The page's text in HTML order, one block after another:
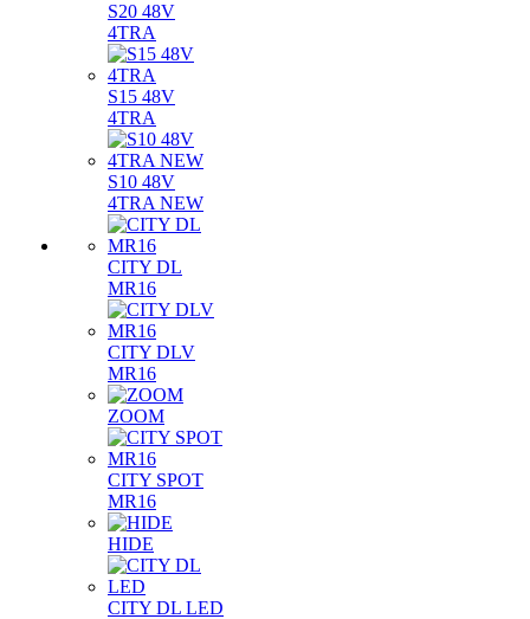
S20 48V
4TRA
S15 48V
4TRA
S10 48V
4TRA NEW
CITY DL
MR16
CITY DLV
MR16
ZOOM
CITY SPOT
MR16
HIDE
CITY DL LED